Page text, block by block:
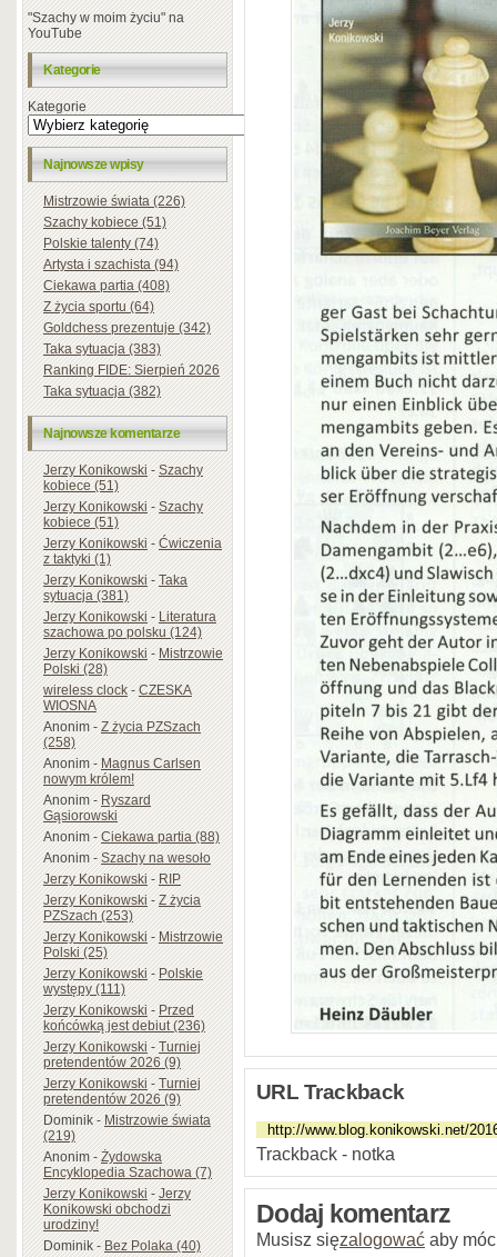
"Szachy w moim życiu" na
YouTube
Kategorie
Kategorie
Najnowsze wpisy
Mistrzowie świata (226)
Szachy kobiece (51)
Polskie talenty (74)
Artysta i szachista (94)
Ciekawa partia (408)
Z życia sportu (64)
Goldchess prezentuje (342)
Taka sytuacja (383)
Ranking FIDE: Sierpień 2026
Taka sytuacja (382)
Najnowsze komentarze
Jerzy Konikowski-Szachy
kobiece (51)
Jerzy Konikowski-Szachy
kobiece (51)
Jerzy Konikowski-Ćwiczenia
z taktyki (1)
Jerzy Konikowski-Taka
sytuacja (381)
Jerzy Konikowski-Literatura
szachowa po polsku (124)
Jerzy Konikowski-Mistrzowie
Polski (28)
wireless clock-CZESKA
WIOSNA
Anonim-Z życia PZSzach
(258)
Anonim-Magnus Carlsen
nowym królem!
Anonim-Ryszard
Gąsiorowski
Anonim-Ciekawa partia (88)
Anonim-Szachy na wesoło
Jerzy Konikowski-RIP
Jerzy Konikowski-Z życia
PZSzach (253)
Jerzy Konikowski-Mistrzowie
Polski (25)
Jerzy Konikowski-Polskie
występy (111)
Jerzy Konikowski-Przed
końcówką jest debiut (236)
Jerzy Konikowski-Turniej
pretendentów 2026 (9)
Jerzy Konikowski-Turniej
pretendentów 2026 (9)
Dominik-Mistrzowie świata
(219)
Anonim-Żydowska
Encyklopedia Szachowa (7)
Jerzy Konikowski-Jerzy
Konikowski obchodzi
urodziny!
Dominik-Bez Polaka (40)
URL Trackback
Trackback - notka
Dodaj komentarz
Musisz sięzalogować aby